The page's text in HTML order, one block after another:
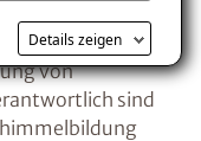
Details zeigen
führt, entstehen
sogenannte
von
sind
Newsletter.